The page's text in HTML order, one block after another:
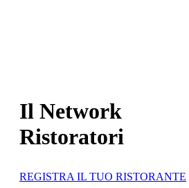
Il Network
Ristoratori
REGISTRA IL TUO RISTORANTE